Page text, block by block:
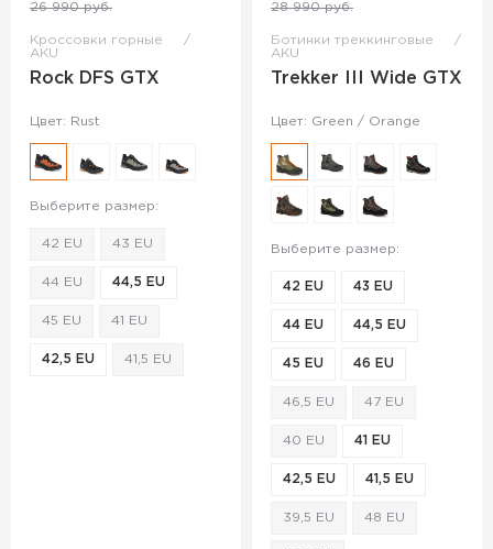
26 990 руб.
Кроссовки горные
AKU
Rock DFS GTX
Цвет: Rust
Выберите размер:
42 EU 43 EU
44 EU 44,5 EU
45 EU 41 EU
42,5 EU 41,5 EU
28 990 руб.
Ботинки треккинговые
AKU
Trekker III Wide GTX
Цвет: Green / Orange
Выберите размер:
42 EU 43 EU
44 EU 44,5 EU
45 EU 46 EU
46,5 EU 47 EU
40 EU 41 EU
42,5 EU 41,5 EU
39,5 EU 48 EU